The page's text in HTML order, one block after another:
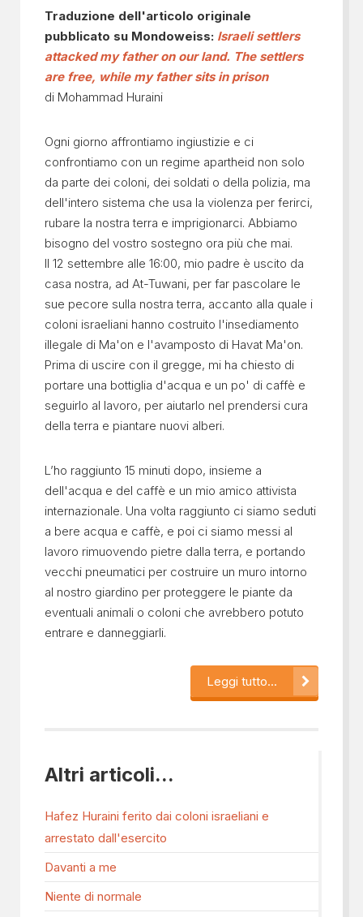
Traduzione dell'articolo originale
pubblicato su Mondoweiss: Israeli settlers
attacked my father on our land. The settlers
are free, while my father sits in prison
di Mohammad Huraini
Ogni giorno affrontiamo ingiustizie e ci
confrontiamo con un regime apartheid non solo
da parte dei coloni, dei soldati o della polizia, ma
dell'intero sistema che usa la violenza per ferirci,
rubare la nostra terra e imprigionarci. Abbiamo
bisogno del vostro sostegno ora più che mai.
Il 12 settembre alle 16:00, mio padre è uscito da
casa nostra, ad At-Tuwani, per far pascolare le
sue pecore sulla nostra terra, accanto alla quale i
coloni israeliani hanno costruito l'insediamento
illegale di Ma'on e l'avamposto di Havat Ma'on.
Prima di uscire con il gregge, mi ha chiesto di
portare una bottiglia d'acqua e un po' di caffè e
seguirlo al lavoro, per aiutarlo nel prendersi cura
della terra e piantare nuovi alberi.
L’ho raggiunto 15 minuti dopo, insieme a
dell'acqua e del caffè e un mio amico attivista
internazionale. Una volta raggiunto ci siamo seduti
a bere acqua e caffè, e poi ci siamo messi al
lavoro rimuovendo pietre dalla terra, e portando
vecchi pneumatici per costruire un muro intorno
al nostro giardino per proteggere le piante da
eventuali animali o coloni che avrebbero potuto
entrare e danneggiarli.
Leggi tutto...
Altri articoli...
Hafez Huraini ferito dai coloni israeliani e
arrestato dall'esercito
Davanti a me
Niente di normale